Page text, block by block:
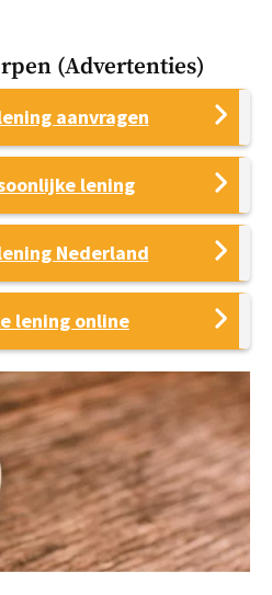
(advertenties)
aanvragen
lening
Nederland
lening online